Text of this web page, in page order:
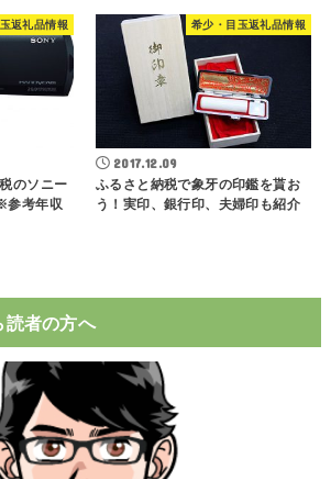
返礼品情報
のソニー
参考年収
希少・目玉返礼品情報
2017.12.09
ふるさと納税で象牙の印鑑を貰お
う！実印、銀行印、夫婦印も紹介
読者の方へ